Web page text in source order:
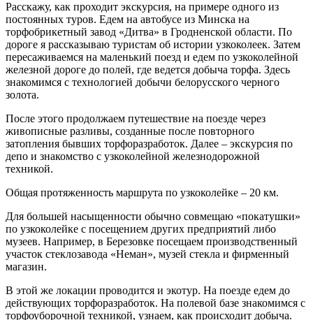
Расскажу, как проходит экскурсия, на примере одного из
постоянных туров. Едем на автобусе из Минска на
торфобрикетный завод «Дитва» в Гродненской области. По
дороге я рассказываю туристам об истории узкоколеек. Затем
пересаживаемся на маленький поезд и едем по узкоколейной
железной дороге до полей, где ведется добыча торфа. Здесь
знакомимся с технологией добычи белорусского черного
золота.
После этого продолжаем путешествие на поезде через
живописные разливы, созданные после повторного
затопления бывших торфоразработок. Далее – экскурсия по
депо и знакомство с узкоколейной железнодорожной
техникой.
Общая протяженность маршрута по узкоколейке – 20 км.
Для большей насыщенности обычно совмещаю «покатушки»
по узкоколейке с посещением других предприятий либо
музеев. Например, в Березовке посещаем производственный
участок стеклозавода «Неман», музей стекла и фирменный
магазин.
В этой же локации проводится и экотур. На поезде едем до
действующих торфоразработок. На полевой базе знакомимся с
торфоуборочной техникой, узнаем, как происходит добыча.